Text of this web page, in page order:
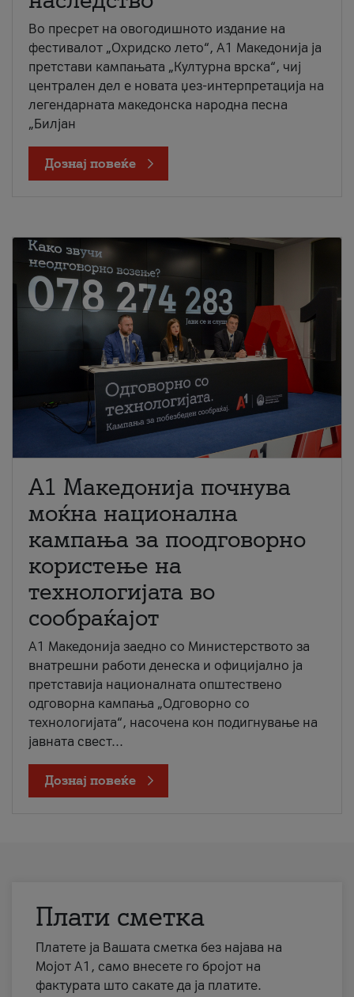
Во пресрет на овогодишното издание на
фестивалот „Охридско лето“, А1 Македонија ја
претстави кампањата „Културна врска“, чиј
централен дел е новата џез-интерпретација на
легендарната македонска народна песна
„Билјан
Дознај повеќе
A1 Македонија почнува
моќна национална
кампања за поодговорно
користење на
технологијата во
сообраќајот
A1 Македонија заедно со Министерството за
внатрешни работи денеска и официјално ја
претставија националната општествено
одговорна кампања „Одговорно со
технологијата“, насочена кон подигнување на
јавната свест...
Дознај повеќе
Плати сметка
Платете ја Вашата сметка без најава на
Мојот А1, само внесете го бројот на
фактурата што сакате да ја платите.